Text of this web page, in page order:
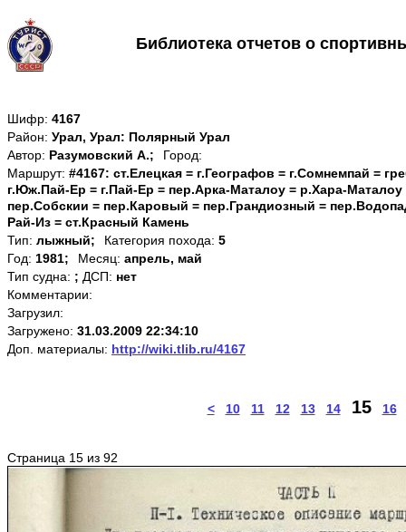
Библиотека отчетов о
Шифр: 4167
Район: Урал, Урал: Полярный Урал
Автор: Разумовский А.;
Город:
Маршрут: #4167: ст.Елецкая = г.Географов = г.Сомнемпай =
г.Юж.Пай-Ер = г.Пай-Ер = пер.Арка-Маталоу = р.Хара-Маталоу
пер.Собскии = пер.Каровый = пер.Грандиозный =
Рай-Из = ст.Красный Камень
Тип: лыжный; Категория похода: 5
Год: 1981; Месяц: апрель, май
Тип судна: ; ДСП: нет
Комментарии:
Загрузил:
Загружено: 31.03.2009 22:34:10
Доп. материалы: http://wiki.tlib.ru/4167
< 10 11 12 13 14 15 16
Страница 15 из 92